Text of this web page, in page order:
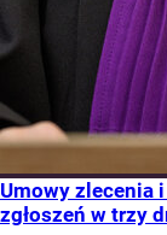
Umowy zlecenia
zgłoszeń w trzy